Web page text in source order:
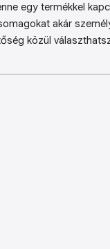
egy termékkel
akár
közül